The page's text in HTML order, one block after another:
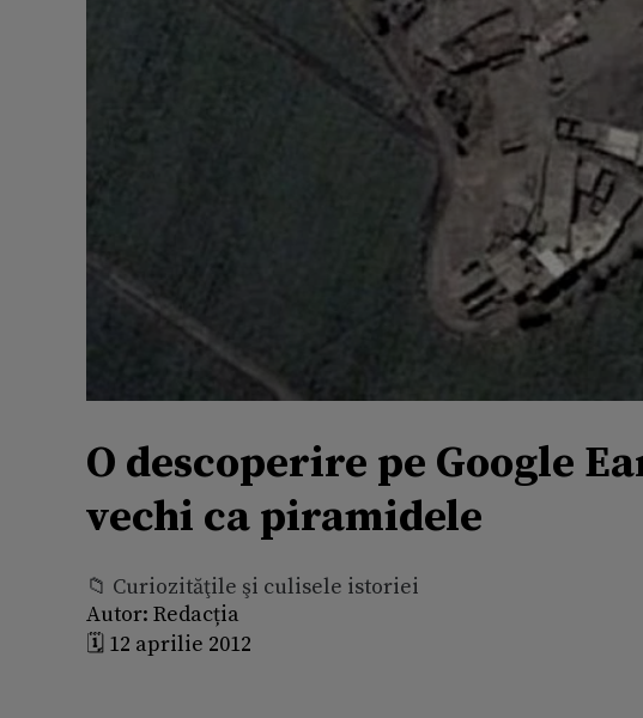
O descoperire pe Google
vechi ca piramidele
📁 Curiozităţile şi culisele istoriei
Autor: Redacția
🗓️ 12 aprilie 2012